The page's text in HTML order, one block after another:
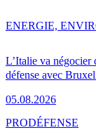
L’Italie va négocier
défense avec
05.08.2026
ENERGIE,
PRODÉFENSE